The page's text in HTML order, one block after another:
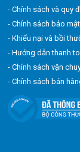
- Chính sách và quy
- Chính sách bảo mật
- Khiếu nại và bồi
- Hướng dẫn thanh
- Chính sách vận
- Chính sách bán